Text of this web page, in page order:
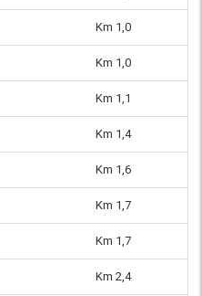
Km 1,0
Km 1,0
Km 1,1
Km 1,4
Km 1,6
Km 1,7
Km 1,7
Km 2,4